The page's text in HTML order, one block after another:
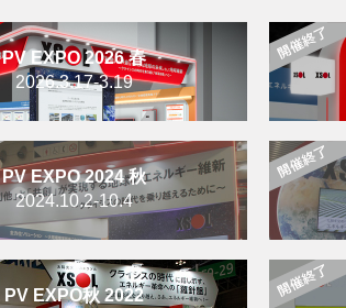
PV EXPO 2026 春
2026.3.17-3.19
PV EXPO 2024 秋
2024.10.2-10.4
PV EXPO秋 2022